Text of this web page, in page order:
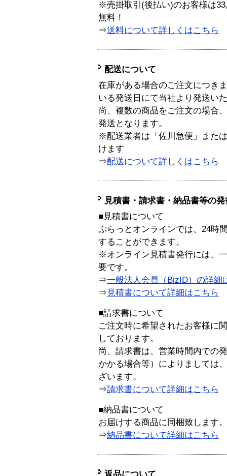
※売掛取引(後払い)のお客様は
無料！
⇒送料について詳しくはこちら
配送について
在庫がある場合のご注文につき
いる発送日にて当社より発送い
尚、複数の商品をご注文の場合
発送となります。
※配送業者は「佐川急便」また
けます
⇒配送について詳しくはこちら
見積書・請求書・納品書等の
■見積書について
ぷらっとオンラインでは、24時
することができます。
※オンライン見積書発行には、
要です。
⇒一般法人会員（BizID）の詳細
⇒ 見積書について詳細はこちら
■請求書について
ご注文時に希望されたお客様に
しております。
尚、請求書は、営業時間内での
かかる場合等）によりましては
ざいます。
⇒請求書について詳細はこちら
■納品書について
お届けする商品に同梱致します。
⇒納品書について詳細はこちら